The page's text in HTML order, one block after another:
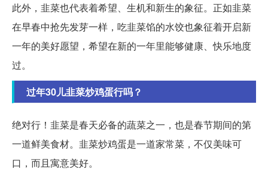
此外，韭菜也代表着希望、生机和新生的象征。正如韭菜
在早春中抢先发芽一样，吃韭菜馅的水饺也象征着开启新
一年的美好愿望，希望在新的一年里能够健康、快乐地度
过。
过年30儿韭菜炒鸡蛋行吗？
绝对行！韭菜是春天必备的蔬菜之一，也是春节期间的第
一道鲜美食材。韭菜炒鸡蛋是一道家常菜，不仅美味可
口，而且寓意美好。